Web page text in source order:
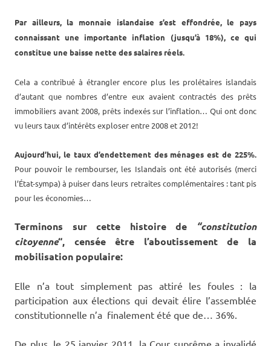
Par ailleurs, la monnaie islandaise s’est effondrée, le pays
connaissant une importante inflation (jusqu’à 18%), ce qui
constitue une baisse nette des salaires réels.
Cela a contribué à étrangler encore plus les prolétaires islandais
d’autant que nombres d’entre eux avaient contractés des prêts
immobiliers avant 2008, prêts indexés sur l’inflation… Qui ont donc
vu leurs taux d’intérêts exploser entre 2008 et 2012!
Aujourd’hui, le taux d’endettement des ménages est de 225%.
Pour pouvoir le rembourser, les Islandais ont été autorisés (merci
l’État-sympa) à puiser dans leurs retraites complémentaires : tant pis
pour les économies…
Terminons sur cette histoire de “constitution
citoyenne“, censée être l’aboutissement de la
mobilisation populaire:
Elle n’a tout simplement pas attiré les foules : la
participation aux élections qui devait élire l’assemblée
constitutionnelle n’a finalement été que de… 36%.
De plus, le 25 janvier 2011, la Cour suprême a invalidé